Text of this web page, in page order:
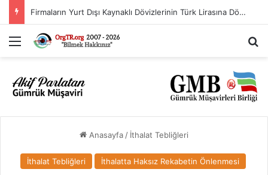
İthalat Rejimi Kararında Değişiklik Yapılmasına İlişkin Karar (Karar Sayısı: 11563)
Menü
Anasayfa/ İthalat Tebliğleri
İthalat Tebliğleri İthalatta Haksız Rekabetin Önlenmesi